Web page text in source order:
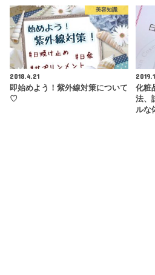
美容知識
2018.4.21
即始めよう！紫外線対策について
♡
化粧
法、
ルな